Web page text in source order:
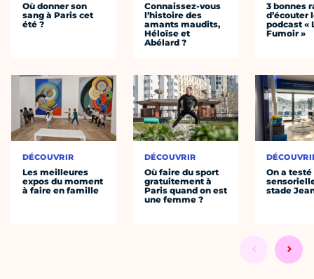
Où donner son
sang à Paris cet
été ?
DÉCOUVRIR
Les meilleures
expos du moment
à faire en famille
Connaissez-vous
l’histoire des
amants maudits,
Héloïse et
Abélard ?
DÉCOUVRIR
Où faire du sport
gratuitement à
Paris quand on est
une femme ?
3 bonnes
d’écouter
podcast «
Fumoir »
On a
stade